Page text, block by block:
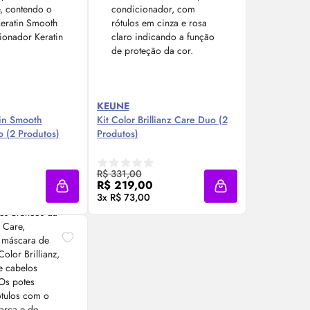
Smooth
(2 Produtos)
Agora ❯
Adicionar à sacola
KEUNE
Kit Color Brillianz Care Duo (2
Produtos)
R$ 331,00
R$ 219,00
3x R$ 73,00
Compre Agora ❯
Adicionar à sacola